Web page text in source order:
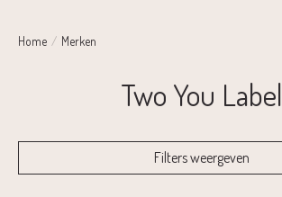
Home / Merken
Two You Label
Filters weergeven